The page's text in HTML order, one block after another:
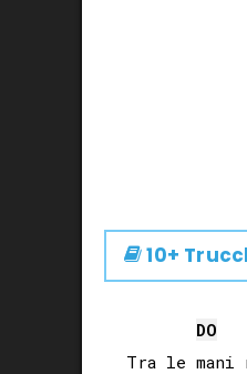
10+
DO
Tra le mani